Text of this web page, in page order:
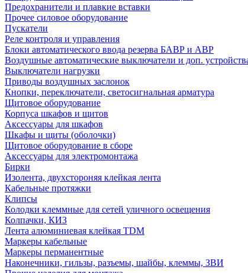
Предохранители и плавкие вставки
Прочее силовое оборудование
Пускатели
Реле контроля и управления
Блоки автоматического ввода резерва БАВР и АВР
Воздушные автоматические выключатели и доп.
Выключатели нагрузки
Приводы воздушных заслонок
Кнопки, переключатели, светосигнальная арматура
Щитовое оборудование
Корпуса шкафов и щитов
Аксессуары для шкафов
Шкафы и щиты (оболочки)
Щитовое оборудование в сборе
Аксессуары для электромонтажа
Бирки
Изолента, двухстороняя клейкая лента
Кабельные протяжки
Клипсы
Колодки клеммные для сетей уличного освещения
Колпачки, КИЗ
Лента алюминиевая клейкая TDM
Маркеры кабельные
Маркеры перманентные
Наконечники, гильзы, разъемы, шайбы, клеммы, ЗВИ